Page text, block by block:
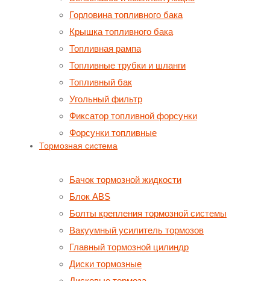
Горловина топливного бака
Крышка топливного бака
Топливная рампа
Топливные трубки и шланги
Топливный бак
Угольный фильтр
Фиксатор топливной форсунки
Форсунки топливные
Тормозная система
Бачок тормозной жидкости
Блок ABS
Болты крепления тормозной системы
Вакуумный усилитель тормозов
Главный тормозной цилиндр
Диски тормозные